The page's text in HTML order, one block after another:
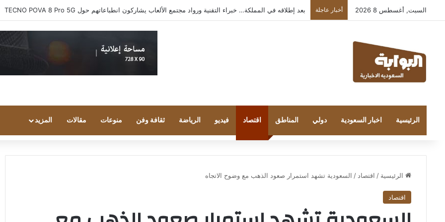
السبت, أغسطس 8 2026 أخبار عاجلة بعد إطلاقه في المملكة… خبراء التقنية ورواد مجتمع الألعاب يشاركون انطباعاتهم حول TECNO POVA 8 Pro 5G
الرئيسية اخبار السعودية دولي المناطق اقتصاد فيديو الرياضة ثقافة وفن منوعات مقالات المزيد
الرئيسية / اقتصاد / السعودية تشهد استمرار صعود الذهب مع وضوح الاتجاه
اقتصاد